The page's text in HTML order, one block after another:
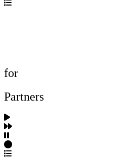
for
Partners